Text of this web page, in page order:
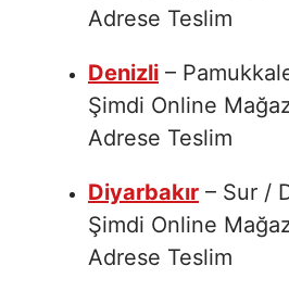
Adrese Teslim
Denizli –
Şimdi Online
Adrese Teslim
Diyarbakır – Sur /
Şimdi Online
Adrese Teslim